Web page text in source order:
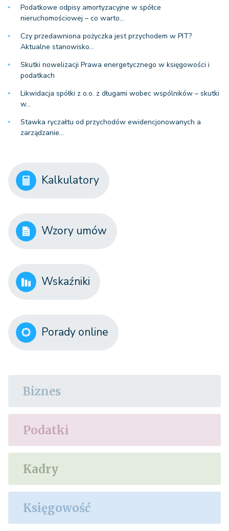
Podatkowe odpisy amortyzacyjne w spółce
nieruchomościowej – co warto…
Czy przedawniona pożyczka jest przychodem w PIT?
Aktualne stanowisko…
Skutki nowelizacji Prawa energetycznego w księgowości i
podatkach
Likwidacja spółki z o.o. z długami wobec wspólników – skutki
w…
Stawka ryczałtu od przychodów ewidencjonowanych a
zarządzanie…
Kalkulatory
Wzory umów
Wskaźniki
Porady online
Biznes
Podatki
Kadry
Księgowość